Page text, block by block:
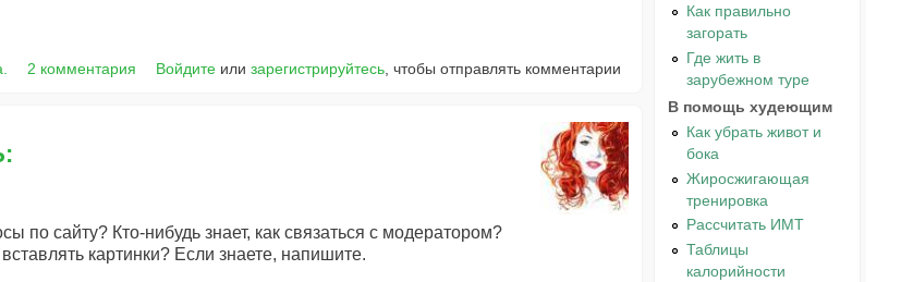
2 комментария Войдите илизарегистрируйтесь , чтобы отправлять комментарии
по сайту? Кто-нибудь знает, как связаться с модератором?
картинки? Если знаете, напишите.
Как правильно
загорать
Где жить в
зарубежном туре
В помощь худеющим
Как убрать живот и
бока
Жиросжигающая
тренировка
Рассчитать ИМТ
Таблицы
калорийности